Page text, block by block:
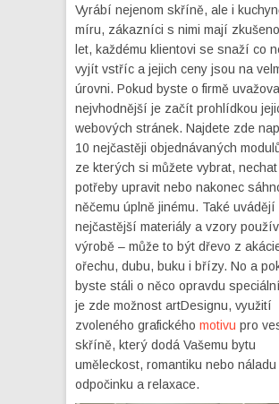
Vyrábí nejenom skříně, ale i
míru, zákazníci s nimi mají
let, každému klientovi se snaží co
vyjít vstříc a jejich ceny jsou na
úrovni. Pokud byste o firmě
nejvhodnější je začít prohlídkou
webových stránek. Najdete zde
10 nejčastěji objednávaných
ze kterých si můžete vybrat,
potřeby upravit nebo nakonec
něčemu úplně jinému. Také uvádějí
nejčastější materiály a vzory
výrobě – může to být dřevo z
ořechu, dubu, buku i břízy. No a
byste stáli o něco opravdu
je zde možnost artDesignu, využití
zvoleného grafického motivu pro
skříně, který dodá Vašemu bytu
uměleckost, romantiku nebo náladu
odpočinku a relaxace.